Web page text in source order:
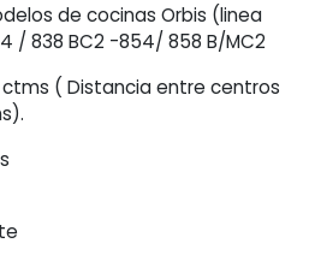
de cocinas Orbis (linea
/ 838 BC2 -854/ 858 B/MC2
ctms ( Distancia entre centros